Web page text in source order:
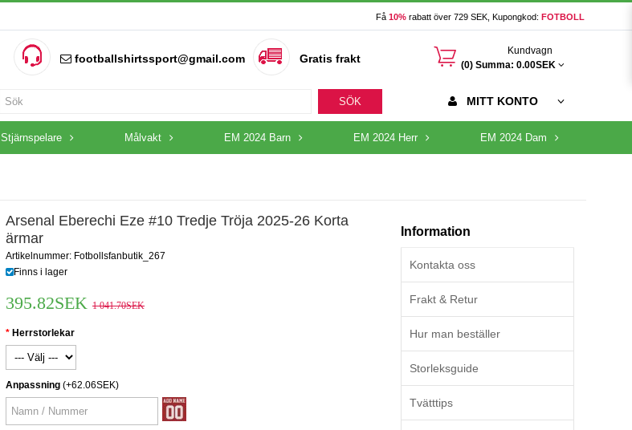
Få 10% rabatt över 729 SEK, Kupongkod: FOTBOLL
footballshirtssport@gmail.com Gratis frakt 󰃦
Kundvagn
(0) Summa: 0.00SEK
SÖK MITT KONTO
Stjärnspelare Målvakt EM 2024 Barn EM 2024 Herr EM 2024 Dam
Arsenal Eberechi Eze #10 Tredje Tröja 2025-26 Korta
ärmar
Artikelnummer: Fotbollsfanbutik_267
Finns i lager
395.82SEK 1 041.70SEK
Herrstorlekar
Anpassning (+62.06SEK)
Information
Kontakta oss
Frakt & Retur
Hur man beställer
Storleksguide
Tvätttips